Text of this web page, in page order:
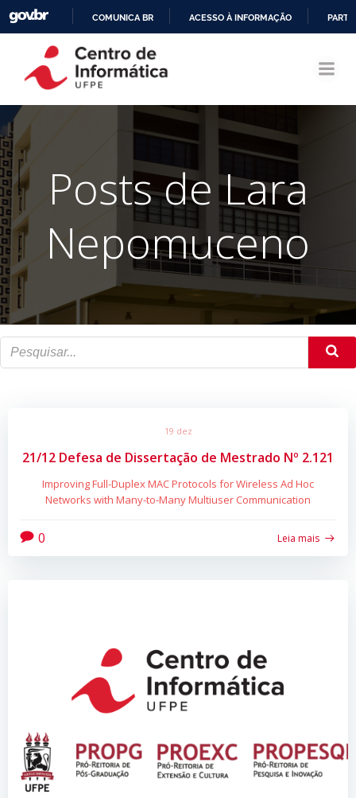
CONTEÚDO
COMUNICA BR ACESSO À INFORMAÇÃO
Posts deLara
Nepomuceno
19 dez
21/12 Defesa de Dissertação de Mestrado Nº 2.121
Improving Full-Duplex MAC Protocols for Wireless Ad Hoc
Networks with Many-to-Many Multiuser Communication
0 Leia mais